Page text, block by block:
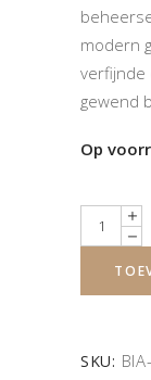
modern
verfijnde
gewend
Op
Quantity
SKU: